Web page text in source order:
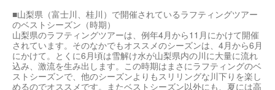
■山梨県（富士川、桂川）で開催されているラフティングツアー
のベストシーズン（時期）
山梨県のラフティングツアーは、例年4月から11月にかけて開催
されています。そのなかでもオススメのシーズンは、4月から6月
にかけて。とくに6月頃は雪解け水が山梨県内の川に大量に流れ
込み、激流を生み出します。この時期はまさにラフティングのベ
ストシーズンで、他のシーズンよりもスリリングな川下りを楽し
めるのでオススメです。またベストシーズン以外にも、夏には高